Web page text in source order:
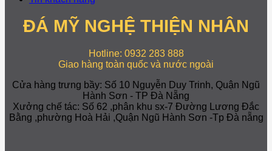
ĐÁ MỸ NGHỆ THIỆN NHÂN
Hotline: 0932 283 888
Giao hàng toàn quốc và nước ngoài
Cửa hàng trưng bầy: Số 10 Nguyễn Duy Trinh, Quận Ngũ
Hành Sơn - TP Đà Nẵng
Xưởng chế tác: Số 62 ,phân khu sx-7 Đường Lương Đắc
Bằng ,phường Hoà Hải ,Quận Ngũ Hành Sơn -Tp Đà nẵng